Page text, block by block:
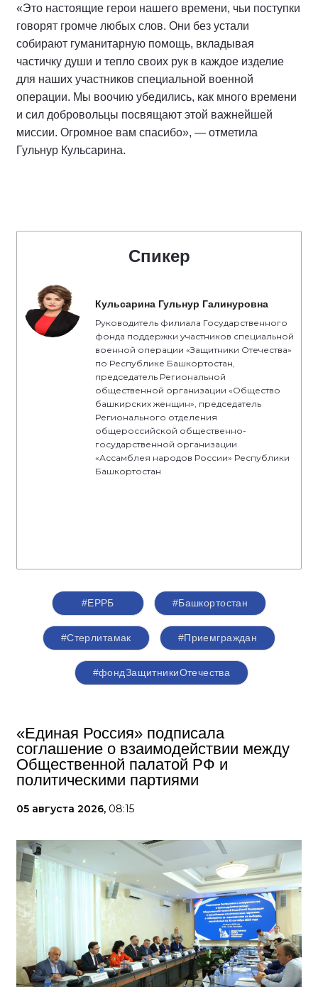
«Это настоящие герои нашего времени, чьи поступки
говорят громче любых слов. Они без устали
собирают гуманитарную помощь, вкладывая
частичку души и тепло своих рук в каждое изделие
для наших участников специальной военной
операции. Мы воочию убедились, как много времени
и сил добровольцы посвящают этой важнейшей
миссии. Огромное вам спасибо», — отметила
Гульнур Кульсарина.
Спикер
Кульсарина Гульнур Галинуровна
Руководитель филиала Государственного
фонда поддержки участников специальной
военной операции «Защитники Отечества»
по Республике Башкортостан,
председатель Региональной
общественной организации «Общество
башкирских женщин», председатель
Регионального отделения
общероссийской общественно-
государственной организации
«Ассамблея народов России» Республики
Башкортостан
#ЕРРБ #Башкортостан
#Стерлитамак #Приемграждан
#фондЗащитникиОтечества
«Единая Россия» подписала
соглашение о взаимодействии между
Общественной палатой РФ и
политическими партиями
05 августа 2026, 08:15